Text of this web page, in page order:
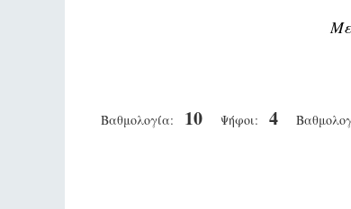
Βαθμολογία: 10 Ψήφοι: 4